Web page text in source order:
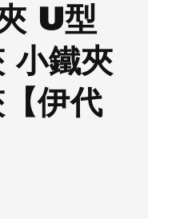
U型
小鐵夾
伊代